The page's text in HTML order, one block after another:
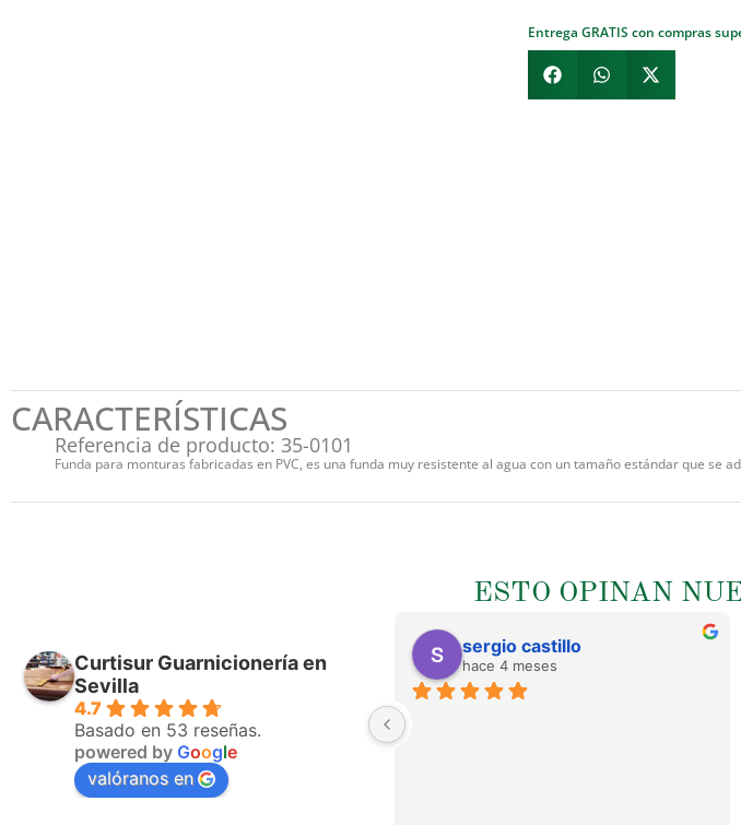
Entrega GRATIS con compras
CARACTERÍSTICAS
Referencia de producto: 35-0101
Funda para monturas fabricadas en PVC, es una funda muy resistente al agua con un tamaño estándar que se
ESTO OPINAN
Curtisur Guarnicionería en
Sevilla
4.7
Basado en 53 reseñas.
powered by Google
valóranos en
sergio castillo
hace 4 meses